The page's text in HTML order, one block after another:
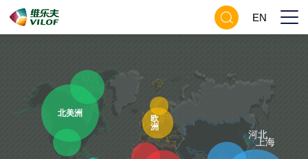
EN
河北
上海
北美洲
欧
洲